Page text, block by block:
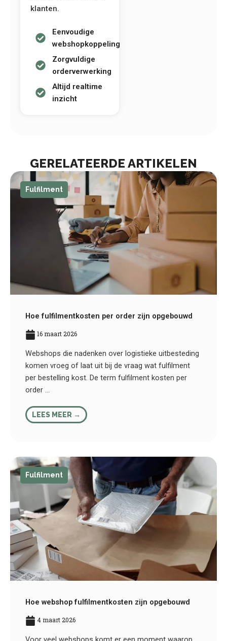
klanten.
Eenvoudige
webshopkoppeling
Zorgvuldige
orderverwerking
Altijd realtime
inzicht
GERELATEERDE ARTIKELEN
Fulfilment
Hoe fulfilmentkosten per order zijn opgebouwd
16 maart 2026
Webshops die nadenken over logistieke uitbesteding
komen vroeg of laat uit bij de vraag wat fulfilment
per bestelling kost. De term fulfilment kosten per
order ...
LEES MEER →
Fulfilment
Hoe webshop fulfilmentkosten zijn opgebouwd
4 maart 2026